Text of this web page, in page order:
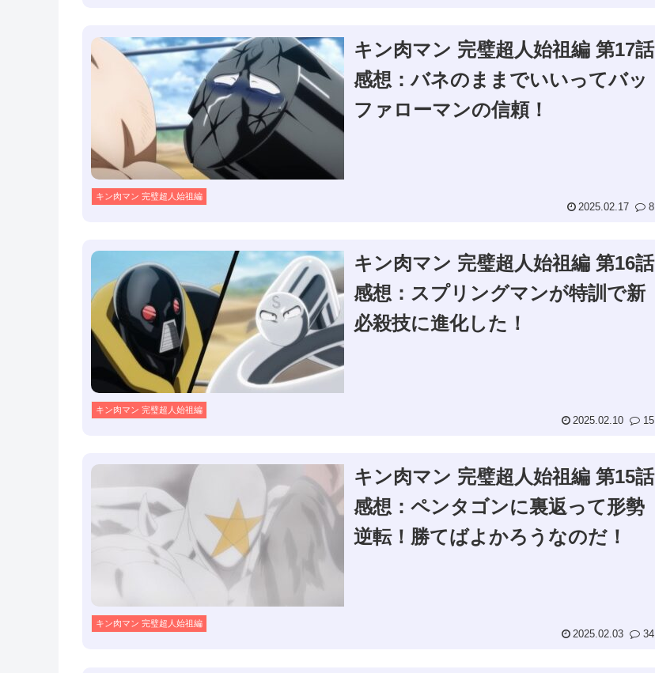
キン肉マン 完璧超人始祖編
キン肉マン 完璧超人始祖編 第17話
感想：バネのままでいいってバッ
ファローマンの信頼！
2025.02.17 8
キン肉マン 完璧超人始祖編
キン肉マン 完璧超人始祖編 第16話
感想：スプリングマンが特訓で新
必殺技に進化した！
2025.02.10 15
キン肉マン 完璧超人始祖編
キン肉マン 完璧超人始祖編 第15話
感想：ペンタゴンに裏返って形勢
逆転！勝てばよかろうなのだ！
2025.02.03 34